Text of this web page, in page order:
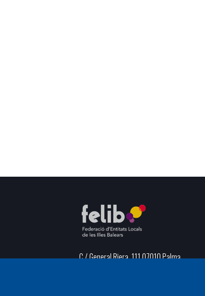
C / General Riera, 111 07010 Palma